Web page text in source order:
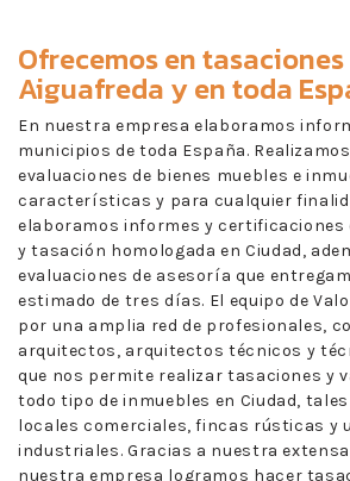
Ofrecemos entasaciones
Aiguafreda y en toda
En nuestra empresa elaboramos
municipios de toda España.
evaluaciones de bienes muebles e
características y para cualquier
elaboramos informes y certificaciones
y tasación homologada en Ciudad,
evaluaciones de asesoría que
estimado de tres días. El equipo de
por una amplia red de profesionales,
arquitectos, arquitectos técnicos y
que nos permite realizar tasaciones y
todo tipo de inmuebles en Ciudad,
locales comerciales, fincas rústicas y
industriales. Gracias a nuestra
nuestra empresa logramos hacer